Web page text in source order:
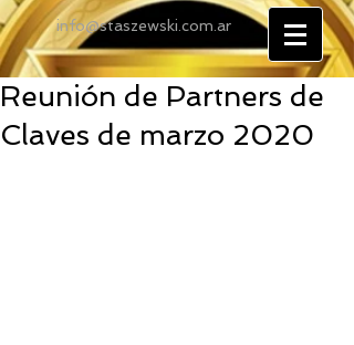
info@staszewski.com.ar
Reunión de Partners de
Claves de marzo 2020